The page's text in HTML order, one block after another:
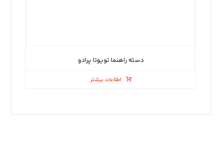
دسته راهنما تویوتا پرادو
اطلاعات بیشتر